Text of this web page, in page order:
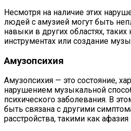
Несмотря на наличие этих
людей с амузией могут быть
навыки в других областях, таких
инструментах или создание
Амузопсихия
Амузопсихия — это состояние,
нарушением музыкальной
психического заболевания. В
быть связана с другими
расстройства, такими как афазия